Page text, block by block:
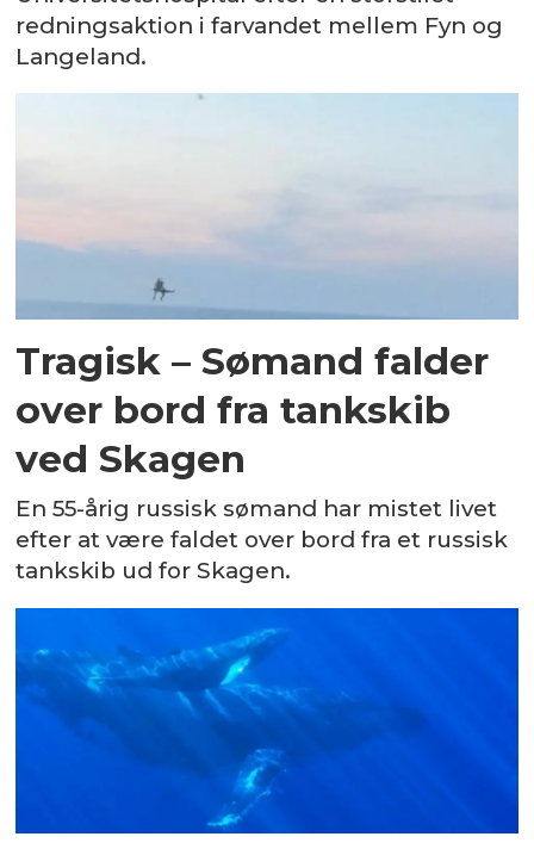
redningsaktion i farvandet mellem Fyn og
Langeland.
Tragisk – Sømand falder
over bord fra tankskib
ved Skagen
En 55-årig russisk sømand har mistet livet
efter at være faldet over bord fra et russisk
tankskib ud for Skagen.